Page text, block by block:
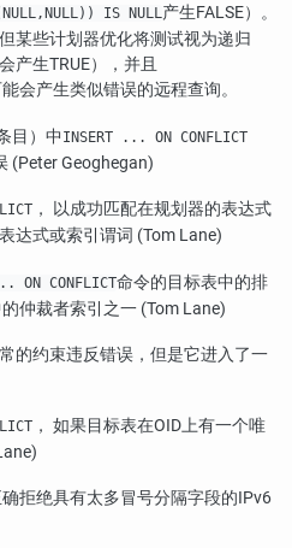
IS NULL产生FALSE）。
某些计划器优化将测试视为递归
产生TRUE），并且
会产生类似错误的远程查询。
目）中 INSERT ... ON CONFLICT
(Peter Geoghegan)
， 以成功匹配在规划器的表达式
达式或索引谓词 (Tom Lane)
ON CONFLICT命令的目标表中的排
仲裁者索引之一 (Tom Lane)
的约束违反错误，但是它进入了一
， 如果目标表在OID上有一个唯
拒绝具有太多冒号分隔字段的IPv6